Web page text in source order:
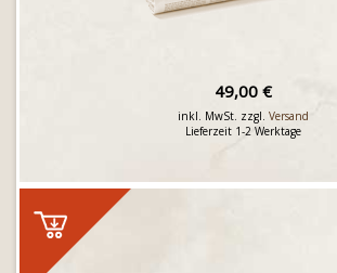
49,00 €
inkl. MwSt. zzgl. Versand
Lieferzeit 1-2 Werktage